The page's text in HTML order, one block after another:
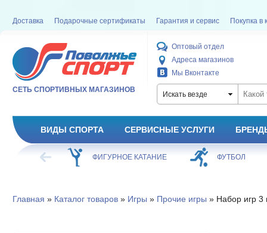
Доставка Подарочные сертификаты Гарантия и сервис Покупка в
СЕТЬ СПОРТИВНЫХ МАГАЗИНОВ
Оптовый отдел
Адреса магазинов
Мы Вконтакте
Искать везде
ВИДЫ СПОРТА СЕРВИСНЫЕ УСЛУГИ
ФИГУРНОЕ КАТАНИЕ ФУТБОЛ
Главная » Каталог товаров» Игры » Прочие игры » Набор игр 3